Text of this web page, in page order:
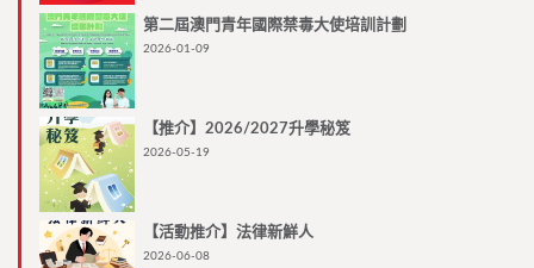
第二屆澳門青年國際禁毒大使培訓計劃
2026-01-09
【推介】2026/2027升學秘笈
2026-05-19
【活動推介】法律新鮮人
2026-06-08